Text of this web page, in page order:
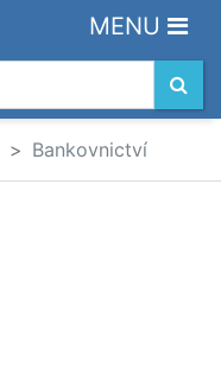
MENU
Bankovnictví